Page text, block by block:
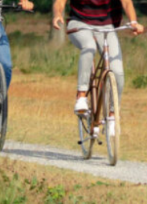
afkomen.
in recreatie en
en gericht op